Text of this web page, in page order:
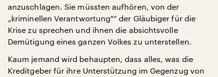
anzuschlagen. Sie müssten aufhören, von der
„kriminellen Verantwortung"“ der Gläubiger für die
Krise zu sprechen und ihnen die absichtsvolle
Demütigung eines ganzen Volkes zu unterstellen.
Kaum jemand wird behaupten, dass alles, was die
Kreditgeber für ihre Unterstützung im Gegenzug von